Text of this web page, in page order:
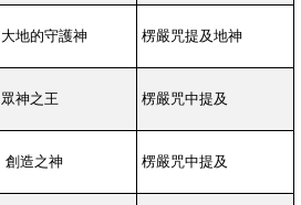
大地的守護神 楞嚴咒提及地神
眾神之王 楞嚴咒中提及
創造之神 楞嚴咒中提及